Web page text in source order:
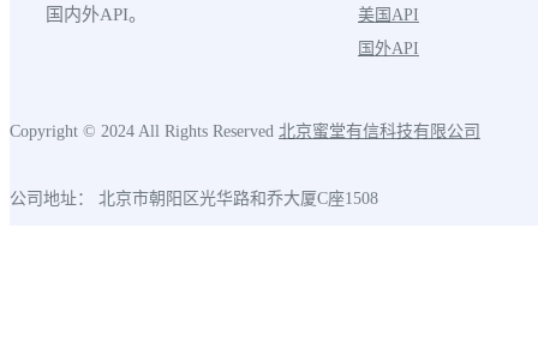
国内外API。
美国API
国外API
Copyright © 2024 All Rights Reserved 北京蜜堂有信科技有限公司
公司地址： 北京市朝阳区光华路和乔大厦C座1508